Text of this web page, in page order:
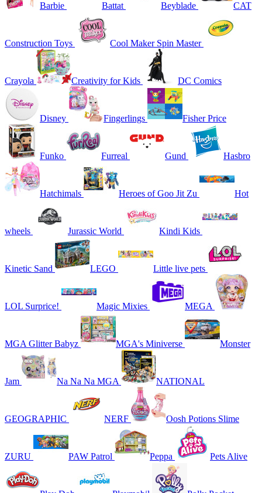
Barbie Battat Beyblade CAT
Construction Toys Cool Maker Spin Master
Crayola Creativity for Kids DC Comics
Disney Fingerlings Fisher Price
Funko Furreal Gund Hasbro
Hatchimals Heroes of Goo Jit Zu Hot
wheels Jurassic World Kindi Kids
Kinetic Sand LEGO Little live pets
LOL Surprice! Magic Mixies MEGA
MGA Glitter Babyz MGA's Miniverse Monster
Jam Na Na Na MGA NATIONAL
GEOGRAPHIC NERF Oosh Potions Slime
ZURU PAW Patrol Peppa Pets Alive